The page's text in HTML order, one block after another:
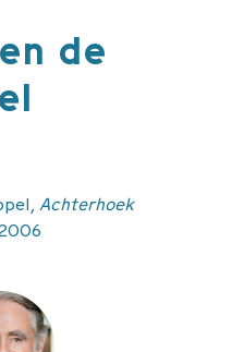
de
Achterhoek